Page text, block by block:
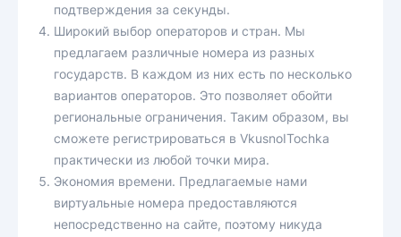
подтверждения за секунды.
Широкий выбор операторов и стран. Мы
предлагаем различные номера из разных
государств. В каждом из них есть по несколько
вариантов операторов. Это позволяет обойти
региональные ограничения. Таким образом, вы
сможете регистрироваться в VkusnoITochka
практически из любой точки мира.
Экономия времени. Предлагаемые нами
виртуальные номера предоставляются
непосредственно на сайте, поэтому никуда